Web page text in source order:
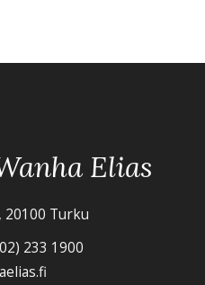
Elias
20100 Turku
233 1900